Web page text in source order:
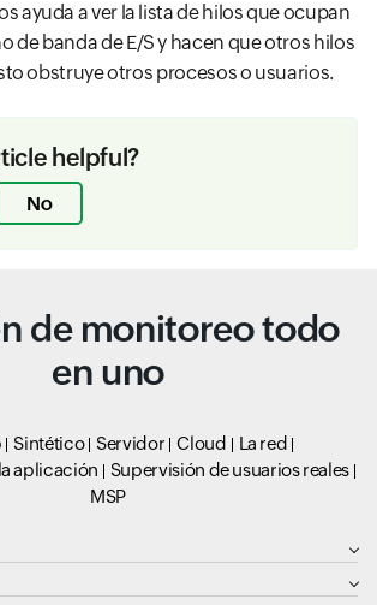
ayuda a ver la lista de hilos que ocupan
de banda de E/S y hacen que otros hilos
obstruye otros procesos o usuarios.
helpful?
No
de monitoreo todo
en uno
Sintético Servidor Cloud
La red
aplicación
Supervisión de usuarios reales
MSP